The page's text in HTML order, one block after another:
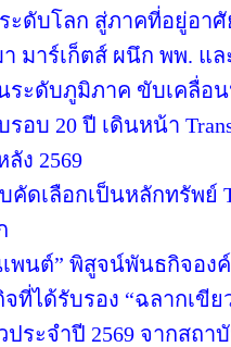
ะดับโลก สู่ภาคที่อยู่อา
มาร์เก็ตส์ ผนึก พพ. แล
ระดับภูมิภาค ขับเคลื่อ
รอบ 20 ปี เดินหน้า
ง 2569
บคัดเลือกเป็นหลักทรัพย์
พนต์” พิสูจน์พันธกิจอง
จที่ได้รับรอง “ฉลากเขี
ประจำปี 2569 จากสถ